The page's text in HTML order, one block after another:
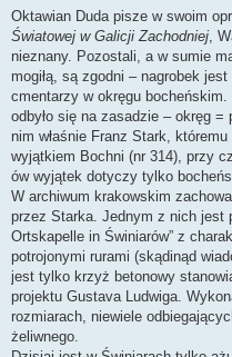
Oktawian Duda pisze w swoim
Światowej w Galicji Zachodniej,
nieznany. Pozostali, a w sumie
mogiłą, są zgodni – nagrobek
cmentarzy w okręgu
odbyło się na zasadzie – okręg =
nim właśnie Franz Stark,
wyjątkiem Bochni (nr 314), przy
ów wyjątek dotyczy tylko
W archiwum krakowskim
przez Starka. Jednym z nich jest
Ortskapelle in Świniarów” z
potrojonymi rurami (skądinąd
jest tylko krzyż betonowy
projektu Gustava Ludwiga.
rozmiarach, niewiele
żeliwnego.